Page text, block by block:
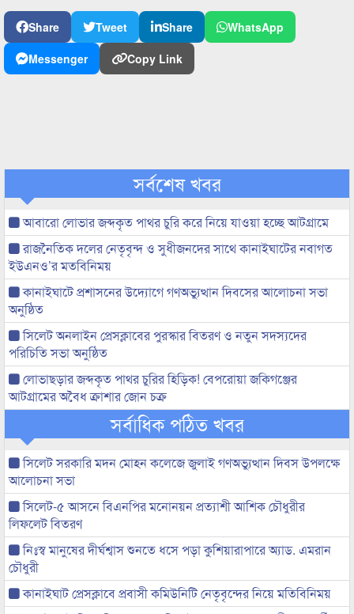
Share Tweet Share
WhatsApp
Messenger
Copy Link
সর্বশেষ খবর
আবারো লোভার জব্দকৃত পাথর চুরি করে নিয়ে যাওয়া হচ্ছে আটগ্রামে
রাজনৈতিক দলের নেতৃবৃন্দ ও সুধীজনদের সাথে কানাইঘাটের নবাগত
ইউএনও’র মতবিনিময়
কানাইঘাটে প্রশাসনের উদ্যোগে গণঅভ্যুত্থান দিবসের আলোচনা সভা
অনুষ্ঠিত
সিলেট অনলাইন প্রেসক্লাবের পুরস্কার বিতরণ ও নতুন সদস্যদের
পরিচিতি সভা অনুষ্ঠিত
লোভাছড়ার জব্দকৃত পাথর চুরির হিড়িক! বেপরোয়া জকিগঞ্জের
আটগ্রামের অবৈধ ক্রাশার জোন চক্র
সর্বাধিক পঠিত খবর
সিলেট সরকারি মদন মোহন কলেজে জুলাই গণঅভ্যুত্থান দিবস উপলক্ষে
আলোচনা সভা
সিলেট-৫ আসনে বিএনপির মনোনয়ন প্রত্যাশী আশিক চৌধুরীর
লিফলেট বিতরণ
নিঃস্ব মানুষের দীর্ঘশ্বাস শুনতে ধসে পড়া কুশিয়ারাপারে অ্যাড. এমরান
চৌধুরী
কানাইঘাট প্রেসক্লাবে প্রবাসী কমিউনিটি নেতৃবৃন্দের নিয়ে মতিবিনিময়